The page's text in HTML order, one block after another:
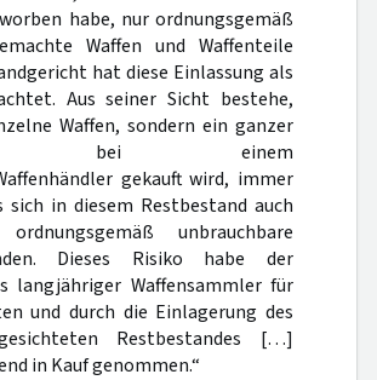
habe, nur ordnungsgemäß
Waffen und Waffenteile
hat diese Einlassung als
Aus seiner Sicht bestehe,
Waffen, sondern ein ganzer
bei einem
gekauft wird, immer
sich in diesem Restbestand auch
unbrauchbare
Dieses Risiko habe der
langjähriger Waffensammler für
und durch die Einlagerung des
Restbestandes […]
in Kauf genommen.“